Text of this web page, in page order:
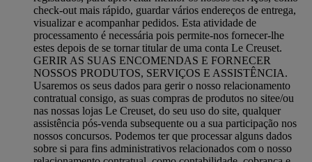
check-out mais rápido, guardar vários endereços de entrega,
visualizar e acompanhar pedidos. Esta atividade de
processamento é necessária pois permite-nos fornecer-lhe
estes depois de se tornar titular de uma conta Le Creuset.
GERIR AS SUAS ENCOMENDAS E FORNECER
NOSSOS PRODUTOS, SERVIÇOS E ASSISTÊNCIA.
Usaremos os seus dados para gerir o nosso relacionamento
contratual consigo, as suas compras de produtos no sitee/ou
nas nossas lojas Le Creuset, do seu uso do site, qualquer
assistência pós-venda subsequente ou a sua participação nos
nossos concursos. Podemos ter que processar alguns dados
sobre si para fins administrativos relacionados com o nosso